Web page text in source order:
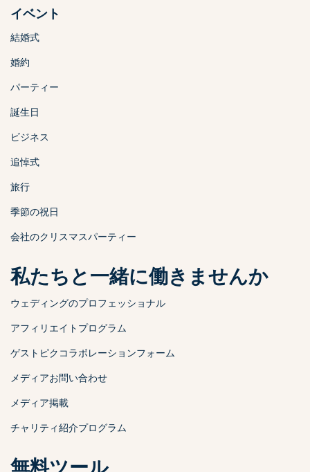
イベント
結婚式
婚約
パーティー
誕生日
ビジネス
追悼式
旅行
季節の祝日
会社のクリスマスパーティー
私たちと一緒に働きませんか
ウェディングのプロフェッショナル
アフィリエイトプログラム
ゲストピクコラボレーションフォーム
メディアお問い合わせ
メディア掲載
チャリティ紹介プログラム
無料ツール